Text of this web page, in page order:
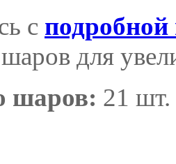
с
для
шаров: 21 шт.